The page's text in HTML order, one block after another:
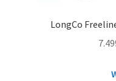
LongCo